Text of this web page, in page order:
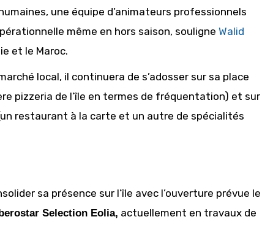
une équipe d’animateurs professionnels
même en hors saison, souligne Walid
et le Maroc.
local, il continuera de s’adosser sur sa place
pizzeria de l’île en termes de fréquentation) et sur
restaurant à la carte et un autre de spécialités
sa présence sur l’île avec l’ouverture prévue le
Iberostar Selection Eolia, actuellement en travaux de